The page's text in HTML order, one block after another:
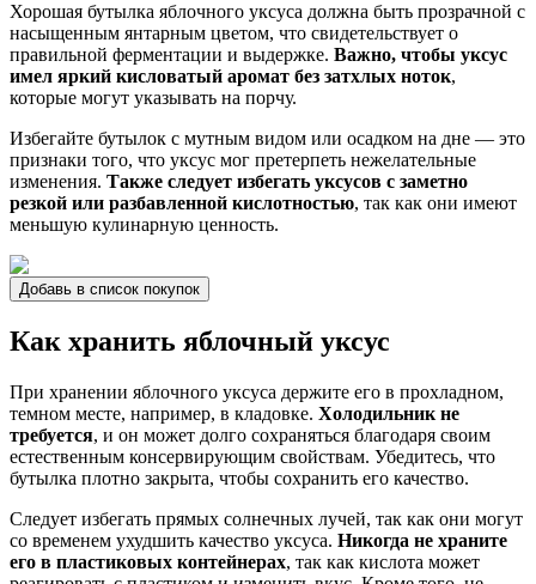
Хорошая бутылка яблочного уксуса должна быть прозрачной с
насыщенным янтарным цветом, что свидетельствует о
правильной ферментации и выдержке. Важно, чтобы уксус
имел яркий кисловатый аромат без затхлых ноток,
которые могут указывать на порчу.
Избегайте бутылок с мутным видом или осадком на дне — это
признаки того, что уксус мог претерпеть нежелательные
изменения. Также следует избегать уксусов с заметно
резкой или разбавленной кислотностью, так как они имеют
меньшую кулинарную ценность.
Добавь в список покупок
Как хранить яблочный уксус
При хранении яблочного уксуса держите его в прохладном,
темном месте, например, в кладовке. Холодильник не
требуется, и он может долго сохраняться благодаря своим
естественным консервирующим свойствам. Убедитесь, что
бутылка плотно закрыта, чтобы сохранить его качество.
Следует избегать прямых солнечных лучей, так как они могут
со временем ухудшить качество уксуса. Никогда не храните
его в пластиковых контейнерах, так как кислота может